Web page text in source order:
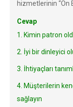
hizmetlerinin “On
Cevap
1. Kimin patron
2. İyi bir dinleyici
3. İhtiyaçları
4. Müşterilerin
sağlayın